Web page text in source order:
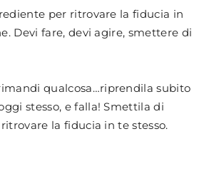
per ritrovare la fiducia in
Devi fare, devi agire, smettere di
qualcosa…riprendila subito
stesso, e falla! Smettila di
la fiducia in te stesso.